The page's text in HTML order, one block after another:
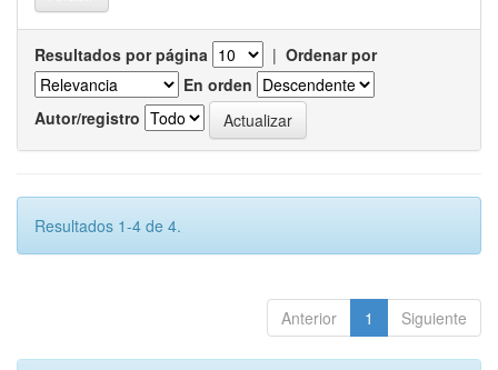
Resultados por página | Ordenar por
En orden
Autor/registro
Resultados 1-4 de 4.
Anterior 1 Siguiente